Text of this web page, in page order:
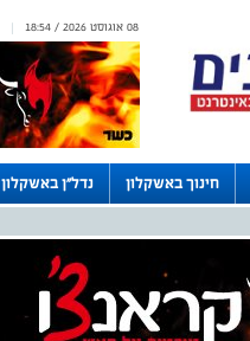
| 08 אוגוסט 2026 / 18:54
חינוך באשקלון נדל"ן באשקלון